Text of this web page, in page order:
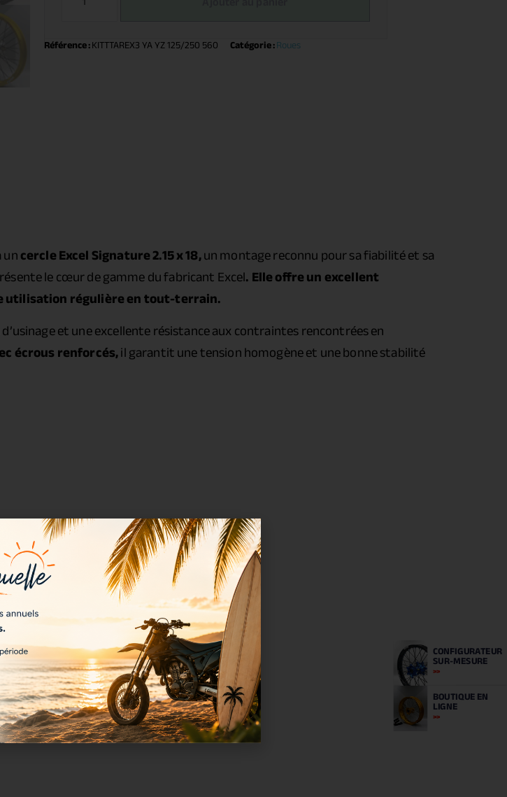
Référence :KITTTAREX3 YA YZ 125/250 560 Catégorie :Roues
uncercle Excel Signature 2.15 x 18,un montage reconnu pour sa fiabilité et sa
le cœur de gamme du fabricant Excel. Elle offre un excellent
utilisation régulière en tout-terrain.
et une excellente résistance aux contraintes rencontrées en
écrous renforcés,il garantit une tension homogène et une bonne stabilité
CONFIGURATEUR
SUR-MESURE
BOUTIQUEEN
LIGNE